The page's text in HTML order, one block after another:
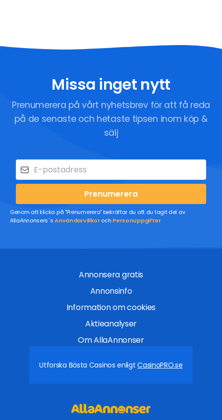
Missa inget nytt
Prenumerera på vårt nyhetsbrev för att få reda
på de senaste och hetaste tipsen inom köp &
sälj
Prenumerera
Genom att klicka på "Prenumerera" bekräftar du att du tagit del av
AllaAnnonsers´sAnvändarvillkoroch Personuppgifter
Annonsera gratis
Annonsinfo
Information om cookies
Aktieanalyser
Om AllaAnnonser
Utforska Bästa Casinos enligtCasinoPRO.se